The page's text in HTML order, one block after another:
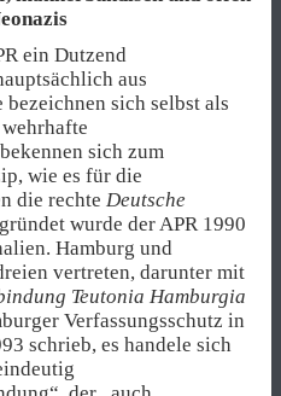
ein Dutzend
aus
sich selbst als
sich zum
wie es für die
die rechte Deutsche
wurde der APR 1990
Hamburg und
vertreten, darunter mit
Teutonia Hamburgia
Verfassungsschutz in
schrieb, es handele sich